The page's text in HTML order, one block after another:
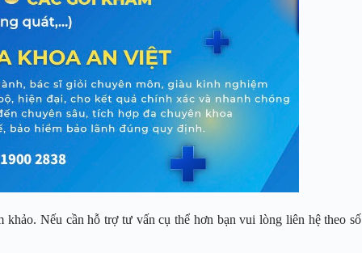
khảo. Nếu cần hỗ trợ tư vấn cụ thể hơn bạn vui lòng liên hệ theo số